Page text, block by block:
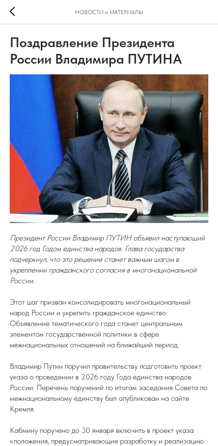
НОВОСТИ и МАТЕРИАЛЫ
Поздравление Президента
России Владимира ПУТИНА
Президент России Владимир ПУТИН объявил наступающий
2026 год Годом единства народов. Глава государства
подчеркнул, что это решение станет важным шагом в
укреплении гражданского согласия в многонациональной
России.
Этот шаг призван консолидировать многонациональный
народ России и укрепить гражданское единство.
Объявление тематического года станет центральным
элементом государственной политики в сфере
межнациональных отношений на ближайший период.
Владимир Путин поручил правительству подготовить проект
указа о проведении в 2026 году Года единства народов
России. Перечень поручений по итогам заседания Совета по
межнациональному единству был опубликован на сайте
Кремля.
Кабмину поручено до 30 января включить в проект указа
«положения, предусматривающие разработку и реализацию